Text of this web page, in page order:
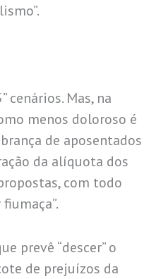
cenários. Mas, na
menos doloroso é
de aposentados
da alíquota dos
com todo
prevê “descer” o
de prejuízos da